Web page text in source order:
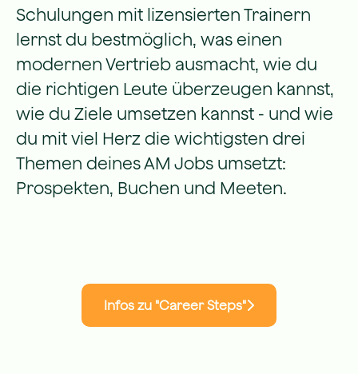
Schulungen mit lizensierten Trainern
lernst du bestmöglich, was einen
modernen Vertrieb ausmacht, wie du
die richtigen Leute überzeugen kannst,
wie du Ziele umsetzen kannst - und wie
du mit viel Herz die wichtigsten drei
Themen deines AM Jobs umsetzt:
Prospekten, Buchen und Meeten.
Infos zu "Career Steps"